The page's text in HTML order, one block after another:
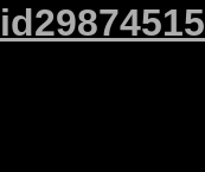
id29874515